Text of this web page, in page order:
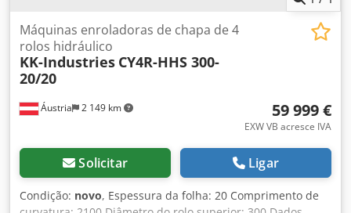
inferior ajustável (para necessidades especiais do cliente)
Áustria 2 149 km
Máquinas enroladoras de chapa de 4
rolos hidráulico
KK-Industries CY4R-HHS 300-
20/20
59 999 €
EXW VB acresce IVA
Solicitar Ligar
Condição: novo, Espessura da folha: 20 Comprimento de